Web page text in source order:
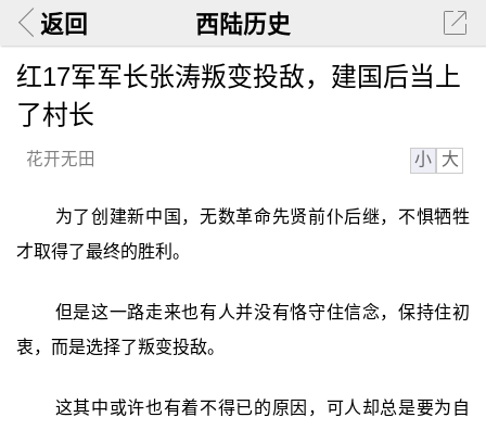
返回 西陆历史
红17军军长张涛叛变投敌，建国后当上
了村长
花开无田 小 大
为了创建新中国，无数革命先贤前仆后继，不惧牺牲
才取得了最终的胜利。
但是这一路走来也有人并没有恪守住信念，保持住初
衷，而是选择了叛变投敌。
这其中或许也有着不得已的原因，可人却总是要为自